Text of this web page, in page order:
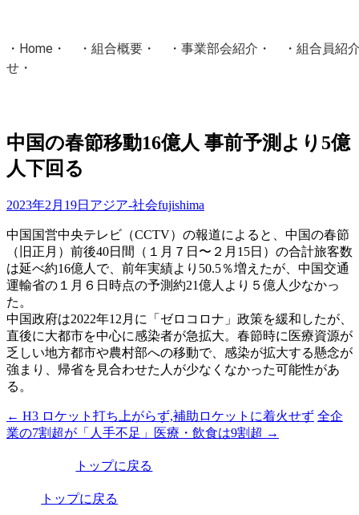
・ Home ・ ・ 組合概要 ・ ・ 事業部会紹介 ・ ・ 組合員紹
せ ・
国土交通省・経済産業省・農林水産省・厚生労働省 認可
中国の春節移動16億人 事前予測より5億
人下回る
2023年2月19日 アジア-社会fujishima
中国国営中央テレビ（CCTV）の報道によると、中国の春節
（旧正月）前後40日間（１月７日〜２月15日）の合計旅客数
は延べ約16億人で、前年実績より50.5％増えたが、中国交通
運輸省の１月６日時点の予測約21億人より５億人少なかっ
た。
中国政府は2022年12月に「ゼロコロナ」政策を緩和したが、
直後に大都市を中心に感染者が急拡大。春節時に医療資源が
乏しい地方都市や農村部への移動で、感染が拡大する懸念が
強まり、帰省を見合わせた人が少なくなかった可能性があ
る。
投
稿
← H3 ロケット打ち上がらず,補助ロケットに着火せず 全企
業の7割超が「人手不足」医療・飲食は9割超 →
トップに戻る
トップに戻る